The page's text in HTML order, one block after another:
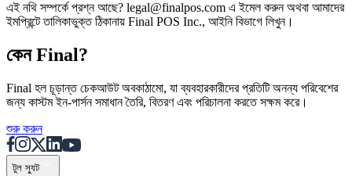
এই নথি সম্পর্কে প্রশ্ন আছে? legal@finalpos.com এ ইমেল করুন অথবা আমাদের
ইমপ্রিন্টে তালিকাভুক্ত ঠিকানায় Final POS Inc., আইনি বিভাগে লিখুন।
কেন Final?
Final হল চূড়ান্ত চেকআউট অবকাঠামো, যা ব্যবহারকারীদের প্রতিটি অনন্য পরিবেশের
জন্য কাস্টম ইন-পার্সন সমাধান তৈরি, বিতরণ এবং পরিচালনা করতে সক্ষম করে।
শুরু করুন
টুল স্যুট